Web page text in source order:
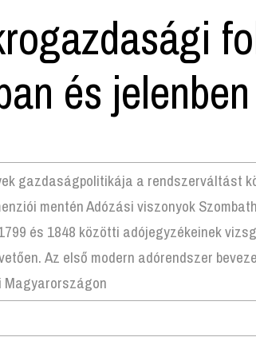
és jelenben
gazdaságpolitikája a rendszerváltást
mentén Adózási viszonyok
és 1848 közötti adójegyzékeinek
és néhány
Magyarországon